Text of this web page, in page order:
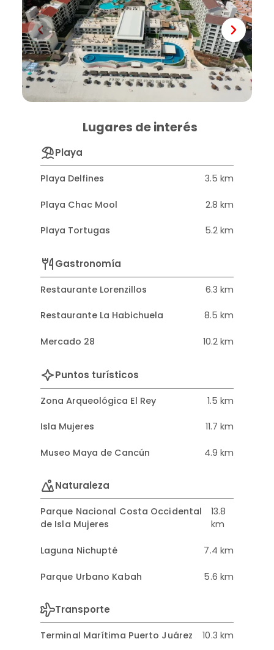
Lugares de interés
Playa
Playa Delfines 3.5 km
Playa Chac Mool 2.8 km
Playa Tortugas 5.2 km
Gastronomía
Restaurante Lorenzillos 6.3 km
Restaurante La Habichuela 8.5 km
Mercado 28 10.2 km
Puntos turísticos
Zona Arqueológica El Rey 1.5 km
Isla Mujeres 11.7 km
Museo Maya de Cancún 4.9 km
Naturaleza
Parque Nacional Costa Occidental
de Isla Mujeres
13.8
km
Laguna Nichupté 7.4 km
Parque Urbano Kabah 5.6 km
Transporte
Terminal Marítima Puerto Juárez 10.3 km